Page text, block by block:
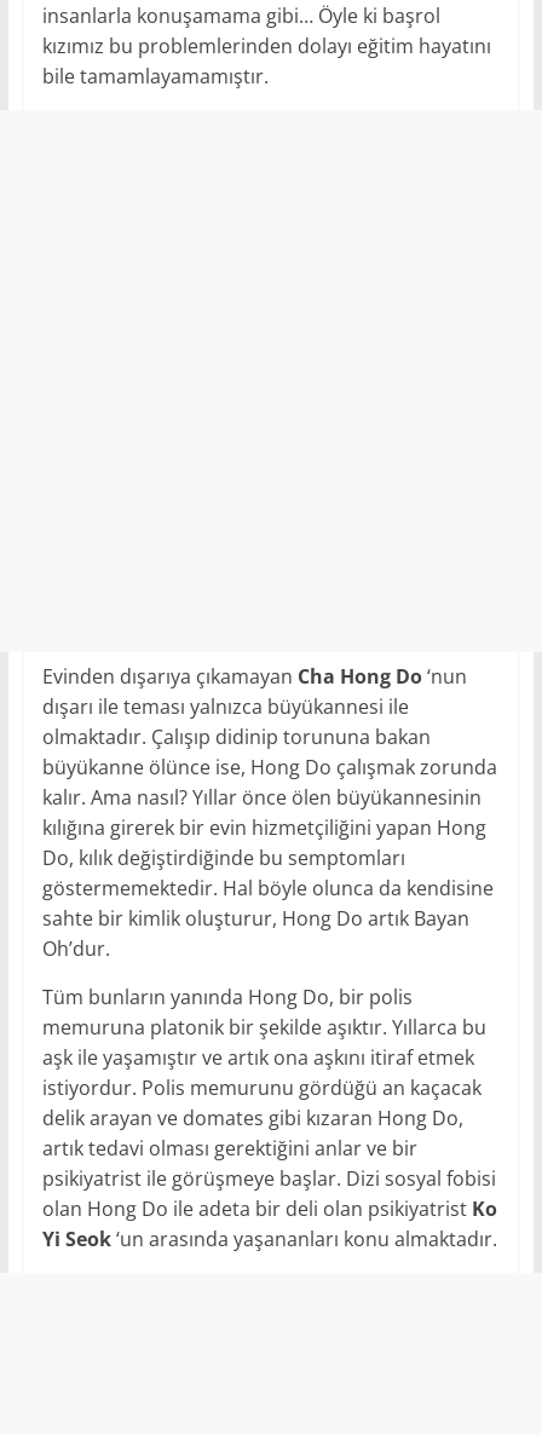
insanlarla konuşamama gibi… Öyle ki başrol
kızımız bu problemlerinden dolayı eğitim hayatını
bile tamamlayamamıştır.
Evinden dışarıya çıkamayan Cha Hong Do‘nun
dışarı ile teması yalnızca büyükannesi ile
olmaktadır. Çalışıp didinip torununa bakan
büyükanne ölünce ise, Hong Do çalışmak zorunda
kalır. Ama nasıl? Yıllar önce ölen büyükannesinin
kılığına girerek bir evin hizmetçiliğini yapan Hong
Do, kılık değiştirdiğinde bu semptomları
göstermemektedir. Hal böyle olunca da kendisine
sahte bir kimlik oluşturur, Hong Do artık Bayan
Oh’dur.
Tüm bunların yanında Hong Do, bir polis
memuruna platonik bir şekilde aşıktır. Yıllarca bu
aşk ile yaşamıştır ve artık ona aşkını itiraf etmek
istiyordur. Polis memurunu gördüğü an kaçacak
delik arayan ve domates gibi kızaran Hong Do,
artık tedavi olması gerektiğini anlar ve bir
psikiyatrist ile görüşmeye başlar. Dizi sosyal fobisi
olan Hong Do ile adeta bir deli olan psikiyatrist Ko
Yi Seok‘un arasında yaşananları konu almaktadır.